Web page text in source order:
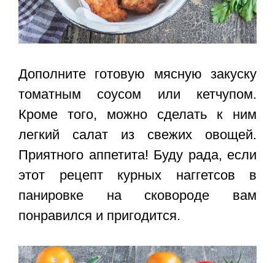
Дополните готовую мясную закуску
томатным соусом или кетчупом.
Кроме того, можно сделать к ним
легкий салат из свежих овощей.
Приятного аппетита! Буду рада, если
этот рецепт курных наггетсов в
панировке на сковороде вам
понравился и пригодится.